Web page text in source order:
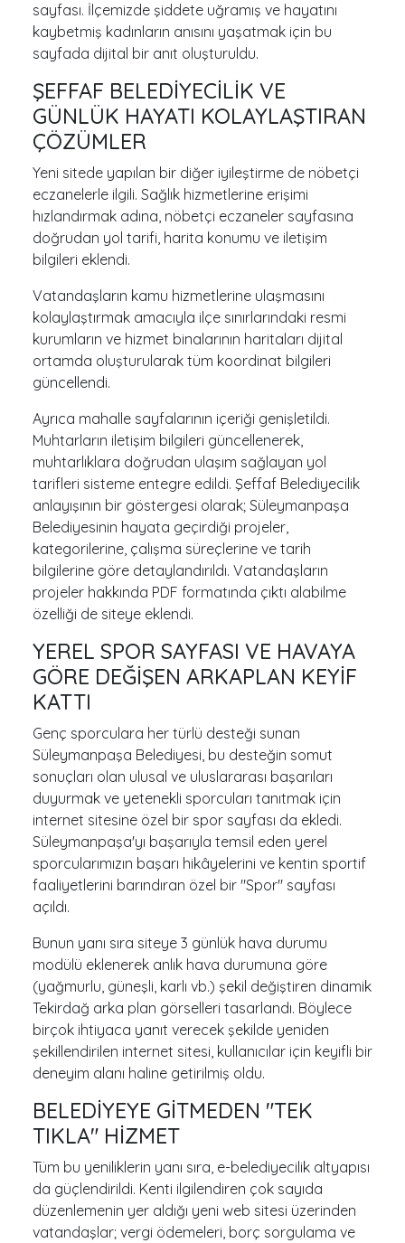
sayfası. İlçemizde şiddete uğramış ve hayatını
kaybetmiş kadınların anısını yaşatmak için bu
sayfada dijital bir anıt oluşturuldu.
ŞEFFAF BELEDİYECİLİK VE
GÜNLÜK HAYATI KOLAYLAŞTIRAN
ÇÖZÜMLER
Yeni sitede yapılan bir diğer iyileştirme de nöbetçi
eczanelerle ilgili. Sağlık hizmetlerine erişimi
hızlandırmak adına, nöbetçi eczaneler sayfasına
doğrudan yol tarifi, harita konumu ve iletişim
bilgileri eklendi.
Vatandaşların kamu hizmetlerine ulaşmasını
kolaylaştırmak amacıyla ilçe sınırlarındaki resmi
kurumların ve hizmet binalarının haritaları dijital
ortamda oluşturularak tüm koordinat bilgileri
güncellendi.
Ayrıca mahalle sayfalarının içeriği genişletildi.
Muhtarların iletişim bilgileri güncellenerek,
muhtarlıklara doğrudan ulaşım sağlayan yol
tarifleri sisteme entegre edildi. Şeffaf Belediyecilik
anlayışının bir göstergesi olarak; Süleymanpaşa
Belediyesinin hayata geçirdiği projeler,
kategorilerine, çalışma süreçlerine ve tarih
bilgilerine göre detaylandırıldı. Vatandaşların
projeler hakkında PDF formatında çıktı alabilme
özelliği de siteye eklendi.
YEREL SPOR SAYFASI VE HAVAYA
GÖRE DEĞİŞEN ARKAPLAN KEYİF
KATTI
Genç sporculara her türlü desteği sunan
Süleymanpaşa Belediyesi, bu desteğin somut
sonuçları olan ulusal ve uluslararası başarıları
duyurmak ve yetenekli sporcuları tanıtmak için
internet sitesine özel bir spor sayfası da ekledi.
Süleymanpaşa'yı başarıyla temsil eden yerel
sporcularımızın başarı hikâyelerini ve kentin sportif
faaliyetlerini barındıran özel bir "Spor" sayfası
açıldı.
Bunun yanı sıra siteye 3 günlük hava durumu
modülü eklenerek anlık hava durumuna göre
(yağmurlu, güneşli, karlı vb.) şekil değiştiren dinamik
Tekirdağ arka plan görselleri tasarlandı. Böylece
birçok ihtiyaca yanıt verecek şekilde yeniden
şekillendirilen internet sitesi, kullanıcılar için keyifli bir
deneyim alanı haline getirilmiş oldu.
BELEDİYEYE GİTMEDEN "TEK
TIKLA" HİZMET
Tüm bu yeniliklerin yanı sıra, e-belediyecilik altyapısı
da güçlendirildi. Kenti ilgilendiren çok sayıda
düzenlemenin yer aldığı yeni web sitesi üzerinden
vatandaşlar; vergi ödemeleri, borç sorgulama ve